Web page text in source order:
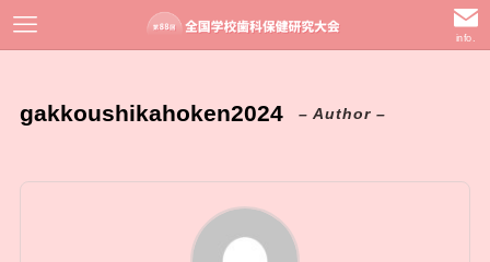
info.
gakkoushikahoken2024 – Author –